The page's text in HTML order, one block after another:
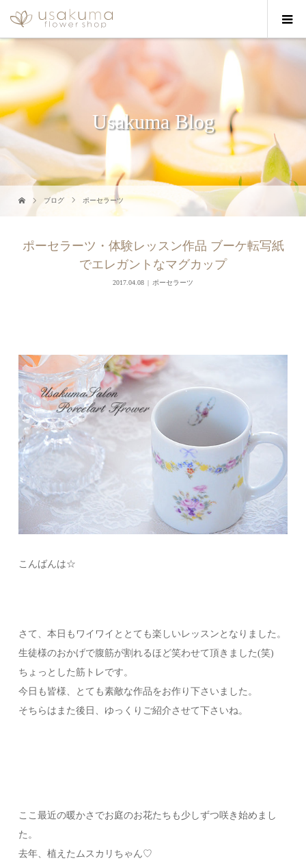
Usakuma Blog
ブログ ポーセラーツ
ポーセラーツ・体験レッスン作品 ブーケ転写紙
でエレガントなマグカップ
2017.04.08 ポーセラーツ
こんばんは☆
さて、本日もワイワイととても楽しいレッスンとなりました。
生徒様のおかげで腹筋が割れるほど笑わせて頂きました(笑)
ちょっとした筋トレです。
今日も皆様、とても素敵な作品をお作り下さいました。
そちらはまた後日、ゆっくりご紹介させて下さいね。
ここ最近の暖かさでお庭のお花たちも少しずつ咲き始めまし
た。
去年、植えたムスカリちゃん♡